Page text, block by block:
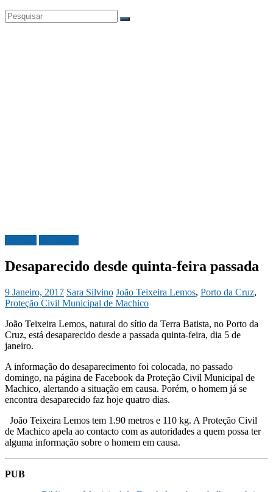
Desaparecido desde quinta-feira passada
9 Janeiro, 2017 Sara Silvino João Teixeira Lemos, Porto da Cruz,
Proteção Civil Municipal de Machico
João Teixeira Lemos, natural do sítio da Terra Batista, no Porto da
Cruz, está desaparecido desde a passada quinta-feira, dia 5 de
janeiro.
A informação do desaparecimento foi colocada, no passado
domingo, na página de Facebook da Proteção Civil Municipal de
Machico, alertando a situação em causa. Porém, o homem já se
encontra desaparecido faz hoje quatro dias.
João Teixeira Lemos tem 1.90 metros e 110 kg. A Proteção Civil
de Machico apela ao contacto com as autoridades a quem possa ter
alguma informação sobre o homem em causa.
PUB